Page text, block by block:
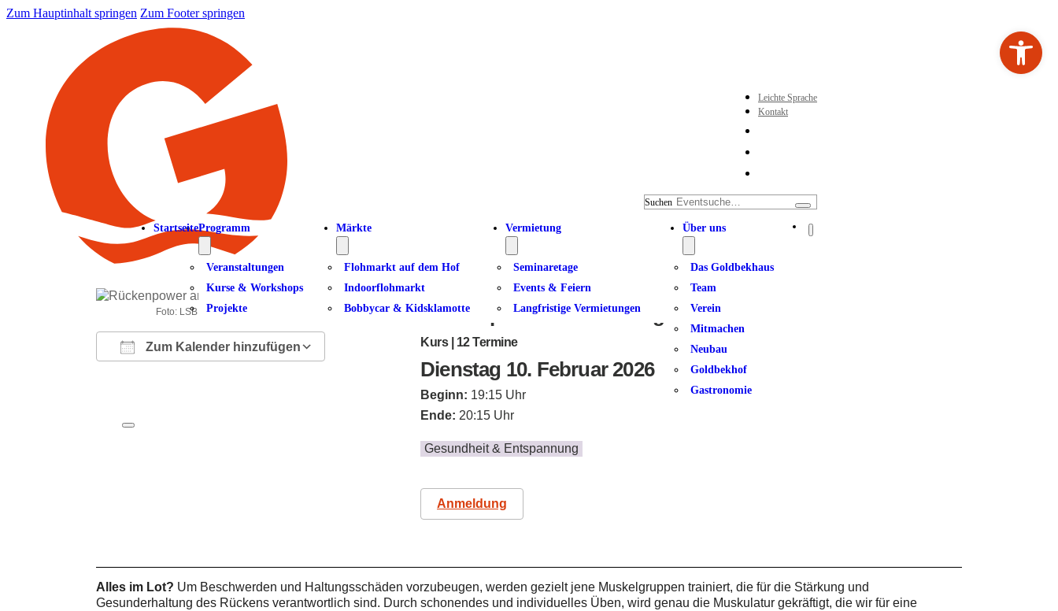
Zum Hauptinhalt springen Zum Footer springen
Leichte Sprache
Kontakt
Suchen
StartseiteProgramm
Veranstaltungen
Kurse & Workshops
Projekte
Märkte
Flohmarkt auf dem Hof
Indoorflohmarkt
Bobbycar & Kidsklamotte
Vermietung
Seminaretage
Events & Feiern
Langfristige Vermietungen
Über uns
Das Goldbekhaus
Team
Verein
Mitmachen
Neubau
Goldbekhof
Gastronomie
Foto: LSB NRW Andrea Bowinkelmann
Zum Kalender hinzufügen
Rückenpower am Dienstag
Kurs | 12 Termine
Dienstag 10. Februar 2026
Beginn: 19:15 Uhr
Ende: 20:15 Uhr
Gesundheit & Entspannung
Anmeldung
Alles im Lot? Um Beschwerden und Haltungsschäden vorzubeugen, werden gezielt jene Muskelgruppen trainiert, die für die Stärkung und
Gesunderhaltung des Rückens verantwortlich sind. Durch schonendes und individuelles Üben, wird genau die Muskulatur gekräftigt, die wir für eine